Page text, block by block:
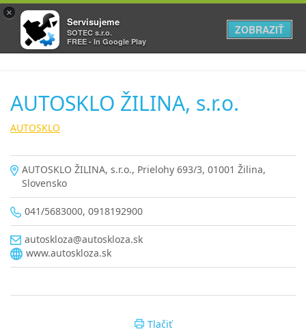
AUTOSKLO ŽILINA, s.r.o.
AUTOSKLO
AUTOSKLO ŽILINA, s.r.o., Prielohy 693/3, 01001 Žilina,
Slovensko
041/5683000, 0918192900
autoskloza@autoskloza.sk
www.autoskloza.sk
Tlačiť
×
Servisujeme
SOTEC s.r.o.
FREE - In Google Play
ZOBRAZIŤ